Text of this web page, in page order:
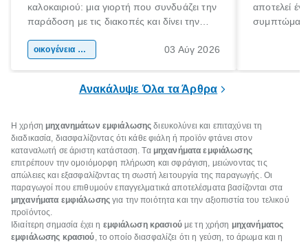
καλοκαιριού: μια γιορτή που συνδυάζει την
παράδοση με τις διακοπές και δίνει την
χώρας. Είτε πρόκειται για λίγες μέρες
οικογένεια & παιδί 03 Αύγ 2026
αποτελεί
Ανακάλυψε Όλα τα Άρθρα
Η χρήση μηχανημάτων εμφιάλωσης διευκολύνει και επιταχύνει τη
διαδικασία, διασφαλίζοντας ότι κάθε φιάλη ή προϊόν φτάνει στον
καταναλωτή σε άριστη κατάσταση. Τα μηχανήματα εμφιάλωσης
επιτρέπουν την ομοιόμορφη πλήρωση και σφράγιση, μειώνοντας τις
απώλειες και εξασφαλίζοντας τη σωστή λειτουργία της παραγωγής. Οι
παραγωγοί που επιθυμούν επαγγελματικά αποτελέσματα βασίζονται στα
μηχανήματα εμφιάλωσηςγια την ποιότητα και την αξιοπιστία του τελικού
προϊόντος.
Ιδιαίτερη σημασία έχει η εμφιάλωση κρασιούμε τη χρήση μηχανήματος
εμφιάλωσης κρασιού, το οποίο διασφαλίζει ότι η γεύση, το άρωμα και η